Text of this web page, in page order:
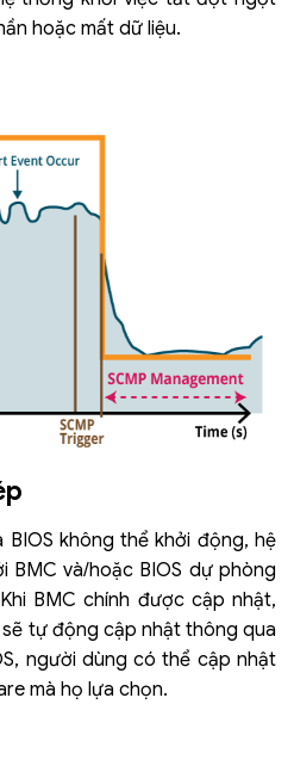
hoặc mất dữ liệu.
BIOS không thể khởi động, hệ
BMC và/hoặc BIOS dự phòng
BMC chính được cập nhật,
tự động cập nhật thông qua
người dùng có thể cập nhật
mà họ lựa chọn.